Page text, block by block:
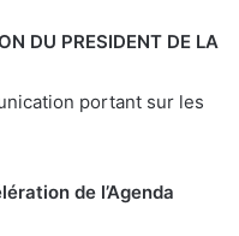
DU PRESIDENT DE LA
portant sur les
de l’Agenda